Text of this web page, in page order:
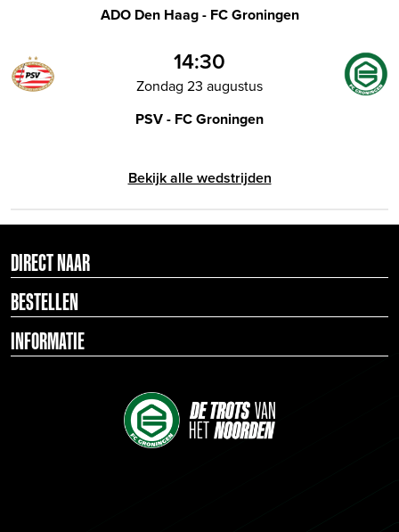
ADO Den Haag - FC Groningen
14:30
Zondag 23 augustus
PSV - FC Groningen
Bekijk alle wedstrijden
DIRECT NAAR
BESTELLEN
INFORMATIE